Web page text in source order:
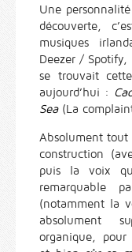
Une
découverte,
musiques
Deezer /
se trouvait
aujourd’hui :
Sea(La
Absolument tout
construction
puis la voix
remarquable
(notamment la
absolument
organique, pour